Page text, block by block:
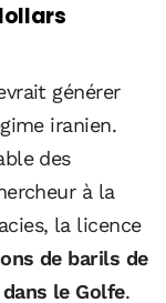
générer
iranien.
des
à la
la licence
de barils de
le Golfe.